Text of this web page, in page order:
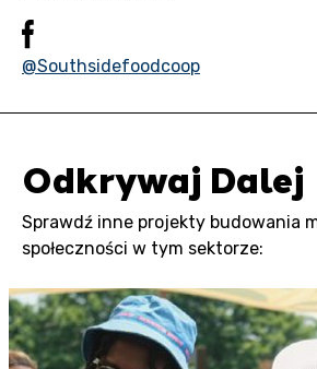
@Southsidefoodcoop
Odkrywaj Dalej
Sprawdź inne projekty budowania
społeczności w tym sektorze: